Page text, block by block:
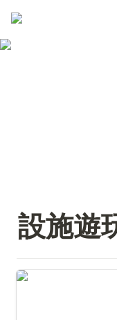
設施遊
星際異攻隊：突圍任